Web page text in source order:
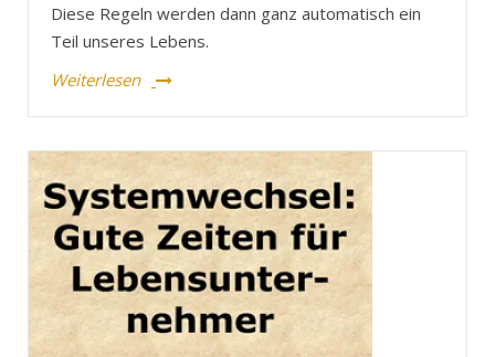
Diese Regeln werden dann ganz automatisch ein
Teil unseres Lebens.
Weiterlesen